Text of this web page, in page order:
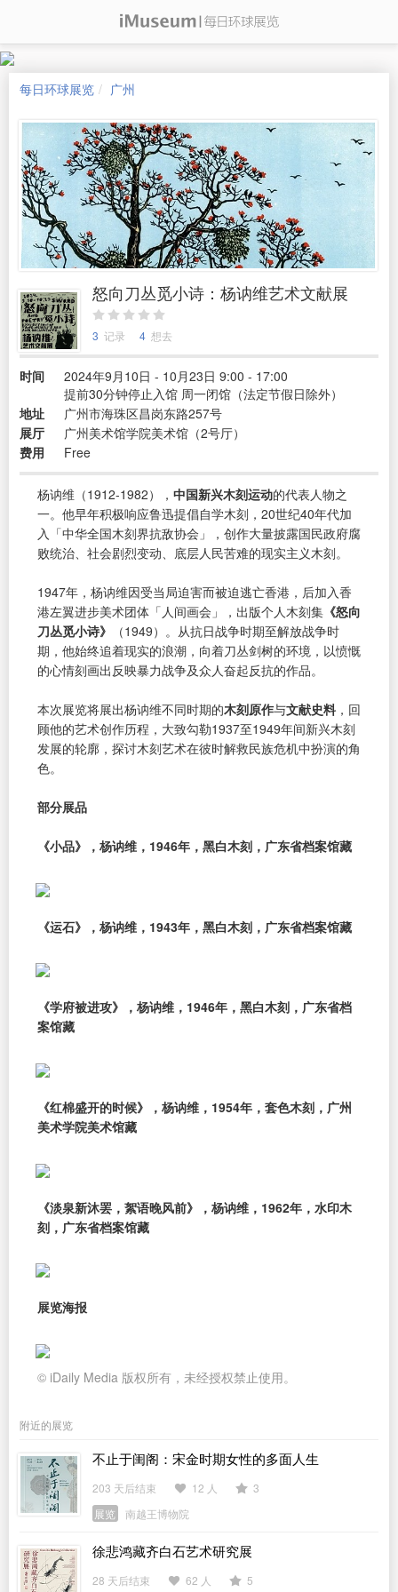
每日环球展览 广州
怒向刀丛觅小诗：杨讷维艺术文献展
3 记录 4 想去
时间
2024年9月10日 - 10月23日 9:00 - 17:00
提前30分钟停止入馆 周一闭馆（法定节假日除外）
地址
广州市海珠区昌岗东路257号
展厅
广州美术馆学院美术馆（2号厅）
费用
Free
杨讷维（1912-1982）， 中国新兴木刻运动的代表人物之
一。他早年积极响应鲁迅提倡自学木刻，20世纪40年代加
入「中华全国木刻界抗敌协会」，创作大量披露国民政府腐
败统治、社会剧烈变动、底层人民苦难的现实主义木刻。
1947年，杨讷维因受当局迫害而被迫逃亡香港，后加入香
港左翼进步美术团体「人间画会」，出版个人木刻集 《怒向
刀丛觅小诗》
（1949）。从抗日战争时期至解放战争时
期，他始终追着现实的浪潮，向着刀丛剑树的环境，以愤慨
的心情刻画出反映暴力战争及众人奋起反抗的作品。
本次展览将展出杨讷维不同时期的木刻原作与文献史料 ，回
顾他的艺术创作历程，大致勾勒1937至1949年间新兴木刻
发展的轮廓，探讨木刻艺术在彼时解救民族危机中扮演的角
色。
部分展品
《小品》，杨讷维，1946年，黑白木刻，广东省档案馆藏
《运石》，杨讷维，1943年，黑白木刻，广东省档案馆藏
《学府被进攻》，杨讷维，1946年，黑白木刻，广东省档
案馆藏
《红棉盛开的时候》，杨讷维，1954年，套色木刻，广州
美术学院美术馆藏
《淡泉新沐罢，絮语晚风前》，杨讷维，1962年，水印木
刻，广东省档案馆藏
展览海报
© iDaily Media 版权所有，未经授权禁止使用。
附近的展览
不止于闺阁：宋金时期女性的多面人生
203 天后结束 12 人
3
展览
南越王博物院
徐悲鸿藏齐白石艺术研究展
28 天后结束 62 人 5